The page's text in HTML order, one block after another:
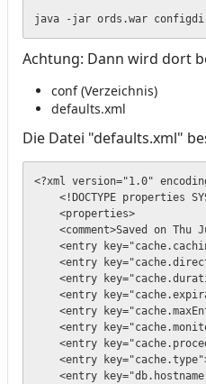
java -jar ords.war
Achtung: Dann wird dort
conf (Verzeichnis)
defaults.xml
Die Datei "defaults.xml"
<?xml version="1.0"
<!DOCTYPE properties
    <properties>
<comment>Saved on Thu
<entry
<entry
<entry
<entry
<entry
<entry
<entry
<entry
<entry